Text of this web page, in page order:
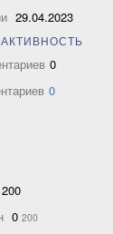
29.04.2023
0
0
200
0 200